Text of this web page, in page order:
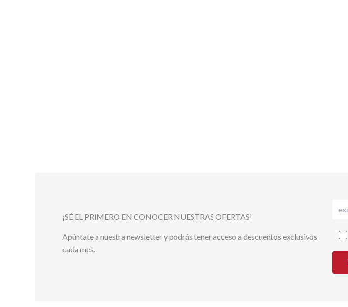
¡SÉ EL PRIMERO EN CONOCER NUESTRAS OFERTAS!
Apúntate a nuestra newsletter y podrás tener acceso a descuentos exclusivos
cada mes.